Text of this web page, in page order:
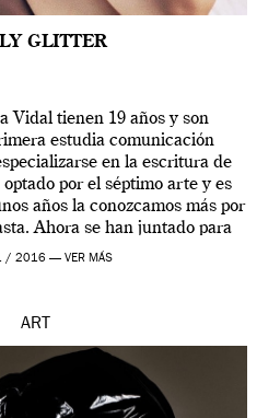
GLITTER
Vidal tienen 19 años y son
estudia comunicación
en la escritura de
por el séptimo arte y es
años la conozcamos más por
Ahora se han juntado para
una […]
/ 2016 — VER MÁS
ART